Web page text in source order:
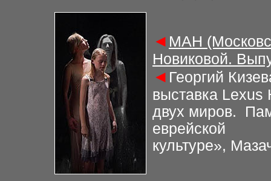
◄ МАН
Новиковой.
◄ Георгий
выставка
двух миров.
еврейской
культуре»,